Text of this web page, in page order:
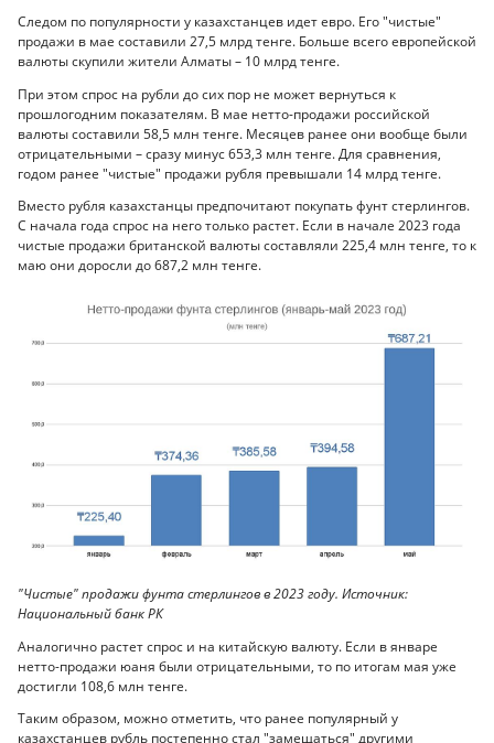
Следом по популярности у казахстанцев идет евро. Его "чистые"
продажи в мае составили 27,5 млрд тенге. Больше всего европейской
валюты скупили жители Алматы – 10 млрд тенге.
При этом спрос на рубли до сих пор не может вернуться к
прошлогодним показателям. В мае нетто-продажи российской
валюты составили 58,5 млн тенге. Месяцев ранее они вообще были
отрицательными – сразу минус 653,3 млн тенге. Для сравнения,
годом ранее "чистые" продажи рубля превышали 14 млрд тенге.
Вместо рубля казахстанцы предпочитают покупать фунт стерлингов.
С начала года спрос на него только растет. Если в начале 2023 года
чистые продажи британской валюты составляли 225,4 млн тенге, то к
маю они доросли до 687,2 млн тенге.
"Чистые" продажи фунта стерлингов в 2023 году. Источник:
Национальный банк РК
Аналогично растет спрос и на китайскую валюту. Если в январе
нетто-продажи юаня были отрицательными, то по итогам мая уже
достигли 108,6 млн тенге.
Таким образом, можно отметить, что ранее популярный у
казахстанцев рубль постепенно стал "замещаться" другими